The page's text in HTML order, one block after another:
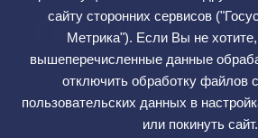
сайту сторонних сервисов
Метрика"). Если Вы не
вышеперечисленные данные
отключить обработку файлов
пользовательских данных в
или покинуть сайт.
ГБУ ДПО
РЦ
СМИ ЭЛ № ФС 77 —